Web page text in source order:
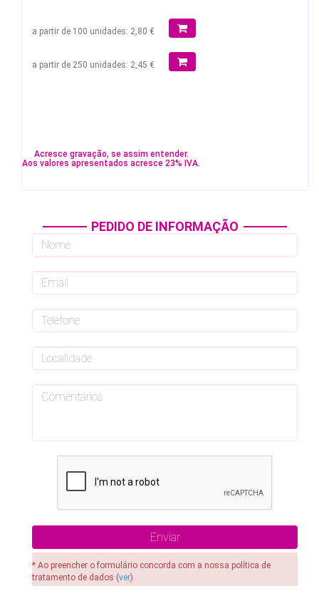
a partir de 100 unidades: 2,80 €
a partir de 250 unidades: 2,45 €
Acresce gravação, se assim entender.
Aos valores apresentados acresce 23% IVA.
PEDIDO DE INFORMAÇÃO
* Ao preencher o formulário concorda com a nossa política de
tratamento de dados (ver)